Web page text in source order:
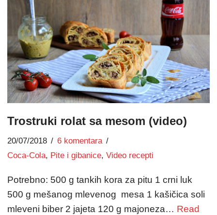
Trostruki rolat sa mesom (video)
20/07/2018
6 komentara
Coca-Cola, Pite i gibanice, Video recepti
Potrebno: 500 g tankih kora za pitu 1 crni luk
500 g mešanog mlevenog mesa 1 kašičica soli
mleveni biber 2 jajeta 120 g majoneza… Read